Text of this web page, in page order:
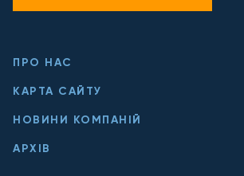
ПРО НАС
КАРТА САЙТУ
НОВИНИ КОМПАНІЙ
АРХІВ